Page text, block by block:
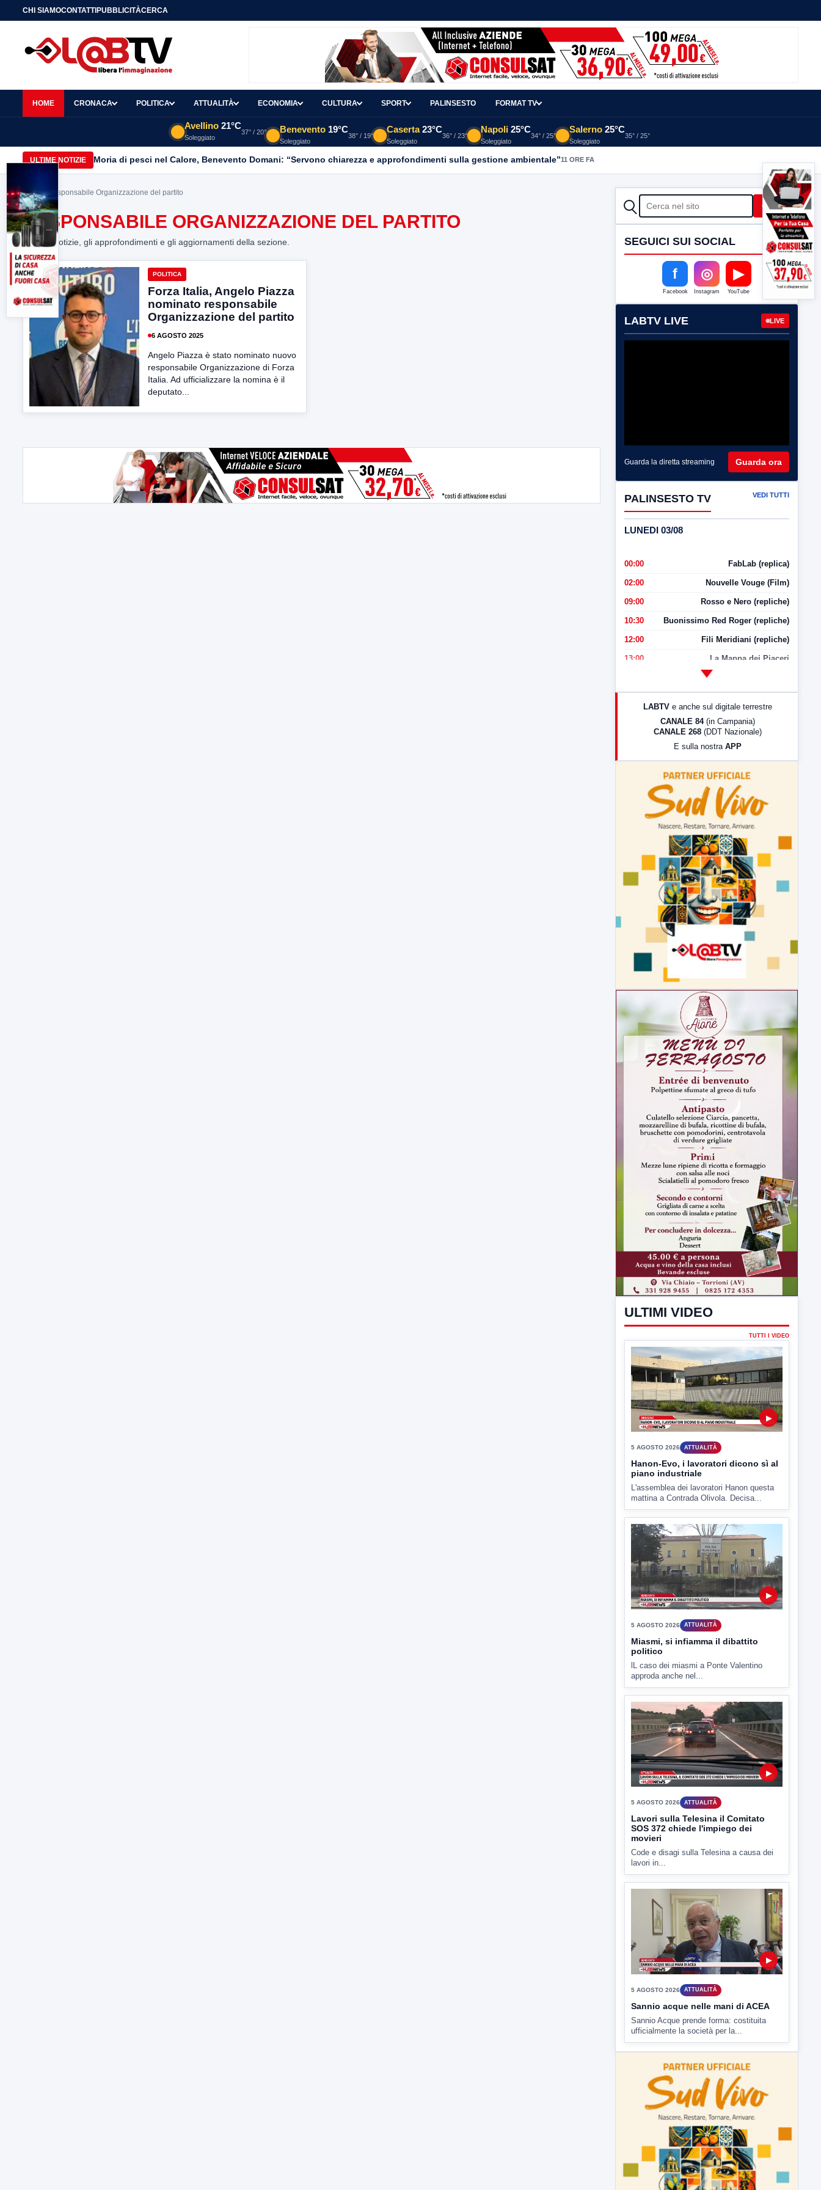
CHI SIAMOCONTATTIPUBBLICITÀCERCA
HOME CRONACA POLITICA ATTUALITÀ ECONOMIA CULTURA SPORT PALINSESTO FORMAT TV
Avellino 21°C
Soleggiato
37° / 20° Benevento 19°C
Soleggiato
38° / 19°
Caserta 23°C
Soleggiato
36° / 23°
Napoli 25°C
Soleggiato
34° / 25°
Salerno 25°C
Soleggiato
35° / 25°
ULTIME NOTIZIE Moria di pesci nel Calore, Benevento Domani: “Servono chiarezza e approfondimenti sulla gestione ambientale”11 ORE FA
Home> responsabile Organizzazione del partito
RESPONSABILE ORGANIZZAZIONE DEL PARTITO
Tutte le notizie, gli approfondimenti e gli aggiornamenti della sezione.
POLITICA
Forza Italia, Angelo Piazza
nominato responsabile
Organizzazione del partito
6 AGOSTO 2025
Angelo Piazza è stato nominato nuovo
responsabile Organizzazione di Forza
Italia. Ad ufficializzare la nomina è il
deputato...
CERCA Cerca
SEGUICI SUI SOCIAL
f
Facebook
◎
Instagram
▶
YouTube
LABTV LIVE LIVE
Guarda la diretta streaming Guarda ora
PALINSESTO TV VEDI TUTTI
LUNEDI 03/08
00:00 FabLab (replica)
02:00 Nouvelle Vouge (Film)
09:00 Rosso e Nero (repliche)
10:30 Buonissimo Red Roger (repliche)
12:00 Fili Meridiani (repliche)
13:00 La Mappa dei Piaceri
LabNews (Diretta)
LabNews (replica)
LABTV e anche sul digitale terrestre
CANALE 84 (in Campania)
CANALE 268 (DDT Nazionale)
E sulla nostra APP
ULTIMI VIDEO
TUTTI I VIDEO
▶
5 AGOSTO 2026 ATTUALITÀ
Hanon-Evo, i lavoratori dicono sì al
piano industriale
L'assemblea dei lavoratori Hanon questa
mattina a Contrada Olivola. Decisa...
5 AGOSTO 2026 ATTUALITÀ
Miasmi, si infiamma il dibattito
politico
lL caso dei miasmi a Ponte Valentino
approda anche nel...
5 AGOSTO 2026 ATTUALITÀ
Lavori sulla Telesina il Comitato
SOS 372 chiede l'impiego dei
movieri
Code e disagi sulla Telesina a causa dei
lavori in...
5 AGOSTO 2026
Sannio acque nelle mani di ACEA
Sannio Acque prende forma: costituita
ufficialmente la società per la...